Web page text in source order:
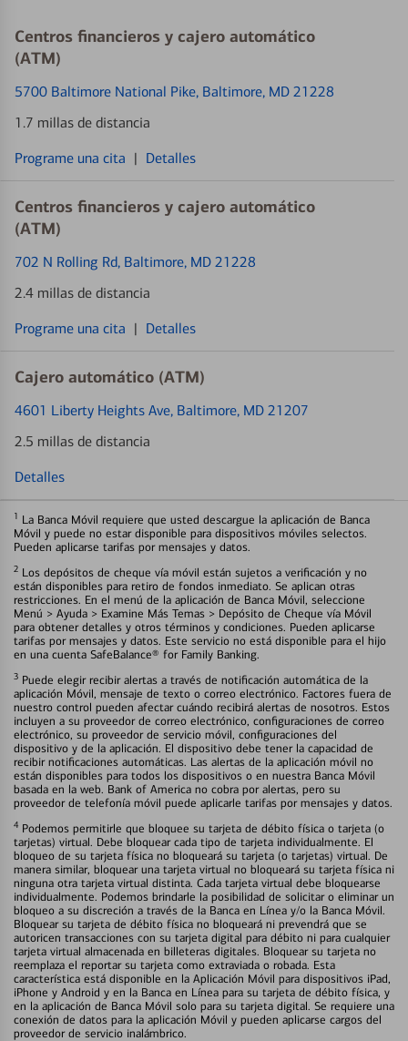
Centros financieros y cajero automático
(ATM)
5700 Baltimore National Pike, Baltimore, MD 21228
1.7 millas de distancia
Programe una cita | Detalles
Centros financieros y cajero automático
(ATM)
702 N Rolling Rd, Baltimore, MD 21228
2.4 millas de distancia
Programe una cita | Detalles
Cajero automático (ATM)
4601 Liberty Heights Ave, Baltimore, MD 21207
2.5 millas de distancia
Detalles
1 La Banca Móvil requiere que usted descargue la aplicación de Banca
Móvil y puede no estar disponible para dispositivos móviles selectos.
Pueden aplicarse tarifas por mensajes y datos.
2 Los depósitos de cheque vía móvil están sujetos a verificación y no
están disponibles para retiro de fondos inmediato. Se aplican otras
restricciones. En el menú de la aplicación de Banca Móvil, seleccione
Menú > Ayuda > Examine Más Temas > Depósito de Cheque vía Móvil
para obtener detalles y otros términos y condiciones. Pueden aplicarse
tarifas por mensajes y datos. Este servicio no está disponible para el hijo
en una cuenta SafeBalance® for Family Banking.
3 Puede elegir recibir alertas a través de notificación automática de la
aplicación Móvil, mensaje de texto o correo electrónico. Factores fuera de
nuestro control pueden afectar cuándo recibirá alertas de nosotros. Estos
incluyen a su proveedor de correo electrónico, configuraciones de correo
electrónico, su proveedor de servicio móvil, configuraciones del
dispositivo y de la aplicación. El dispositivo debe tener la capacidad de
recibir notificaciones automáticas. Las alertas de la aplicación móvil no
están disponibles para todos los dispositivos o en nuestra Banca Móvil
basada en la web. Bank of America no cobra por alertas, pero su
proveedor de telefonía móvil puede aplicarle tarifas por mensajes y datos.
4 Podemos permitirle que bloquee su tarjeta de débito física o tarjeta (o
tarjetas) virtual. Debe bloquear cada tipo de tarjeta individualmente. El
bloqueo de su tarjeta física no bloqueará su tarjeta (o tarjetas) virtual. De
manera similar, bloquear una tarjeta virtual no bloqueará su tarjeta física ni
ninguna otra tarjeta virtual distinta. Cada tarjeta virtual debe bloquearse
individualmente. Podemos brindarle la posibilidad de solicitar o eliminar un
bloqueo a su discreción a través de la Banca en Línea y/o la Banca Móvil.
Bloquear su tarjeta de débito física no bloqueará ni prevendrá que se
autoricen transacciones con su tarjeta digital para débito ni para cualquier
tarjeta virtual almacenada en billeteras digitales. Bloquear su tarjeta no
reemplaza el reportar su tarjeta como extraviada o robada. Esta
característica está disponible en la Aplicación Móvil para dispositivos iPad,
iPhone y Android y en la Banca en Línea para su tarjeta de débito física, y
en la aplicación de Banca Móvil solo para su tarjeta digital. Se requiere una
conexión de datos para la aplicación Móvil y pueden aplicarse cargos del
proveedor de servicio inalámbrico.